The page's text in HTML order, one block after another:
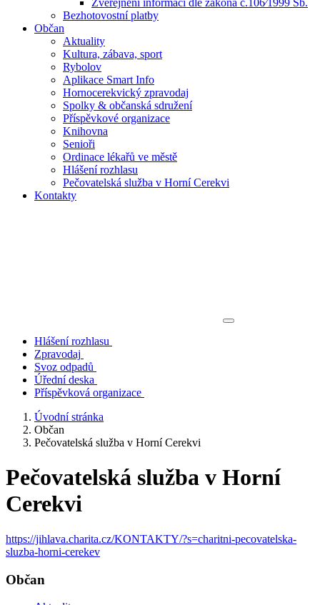
Zveřejnění informací dle zákona č.106⁄1999 Sb.
Bezhotovostní platby
Občan
Aktuality
Kultura, zábava, sport
Rybolov
Aplikace Smart Info
Hornocerekvický zpravodaj
Spolky & občanská sdružení
Příspěvkové organizace
Knihovna
Senioři
Ordinace lékařů ve městě
Hlášení rozhlasu
Pečovatelská služba v Horní Cerekvi
Kontakty
Hlášení rozhlasu
Zpravodaj
Svoz odpadů
Úřední deska
Příspěvková organizace
Úvodní stránka
Občan
Pečovatelská služba v Horní Cerekvi
Pečovatelská služba v Horní
Cerekvi
https://jihlava.charita.cz/KONTAKTY/?s=charitni-pecovatelska-
sluzba-horni-cerekev
Občan